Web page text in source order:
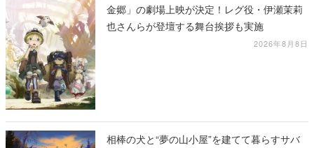
金郷」の劇場上映が決定！レグ役・伊瀬茉莉
也さんらが登壇する舞台挨拶も実施
2026年8月8日
相棒の犬と“夢の山小屋”を建てて暮らすサバ